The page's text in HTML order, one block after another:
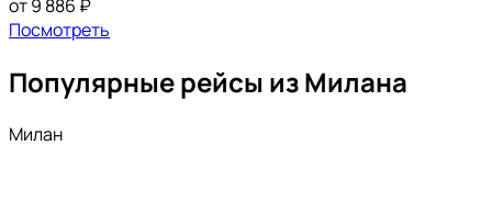
от 9 886 ₽
Посмотреть
Популярные рейсы из Милана
Милан